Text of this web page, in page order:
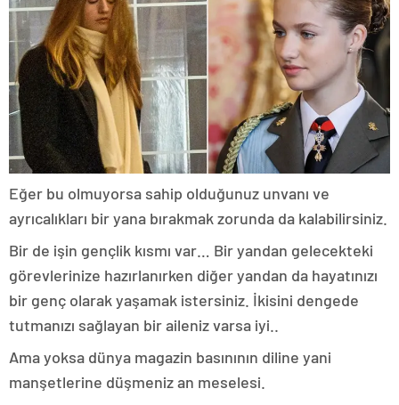
Eğer bu olmuyorsa sahip olduğunuz unvanı ve
ayrıcalıkları bir yana bırakmak zorunda da kalabilirsiniz.
Bir de işin gençlik kısmı var… Bir yandan gelecekteki
görevlerinize hazırlanırken diğer yandan da hayatınızı
bir genç olarak yaşamak istersiniz. İkisini dengede
tutmanızı sağlayan bir aileniz varsa iyi..
Ama yoksa dünya magazin basınının diline yani
manşetlerine düşmeniz an meselesi.